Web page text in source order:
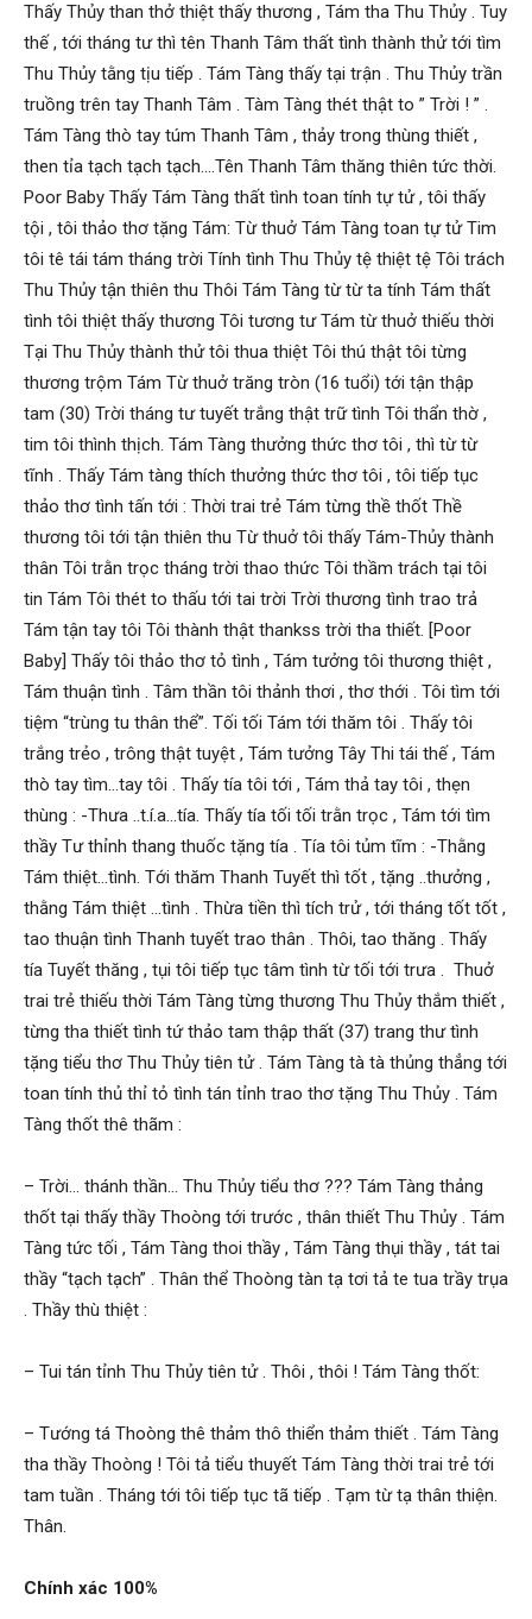
Thấy Thủy than thở thiệt thấy thương , Tám tha Thu Thủy . Tuy
thế , tới tháng tư thì tên Thanh Tâm thất tình thành thử tới tìm
Thu Thủy tằng tịu tiếp . Tám Tàng thấy tại trận . Thu Thủy trần
truồng trên tay Thanh Tâm . Tàm Tàng thét thật to ” Trời ! ” .
Tám Tàng thò tay túm Thanh Tâm , thảy trong thùng thiết ,
then tỉa tạch tạch tạch….Tên Thanh Tâm thăng thiên tức thời.
Poor Baby Thấy Tám Tàng thất tình toan tính tự tử , tôi thấy
tội , tôi thảo thơ tặng Tám: Từ thuở Tám Tàng toan tự tử Tim
tôi tê tái tám tháng trời Tính tình Thu Thủy tệ thiệt tệ Tôi trách
Thu Thủy tận thiên thu Thôi Tám Tàng từ từ ta tính Tám thất
tình tôi thiệt thấy thương Tôi tương tư Tám từ thuở thiếu thời
Tại Thu Thủy thành thử tôi thua thiệt Tôi thú thật tôi từng
thương trộm Tám Từ thuở trăng tròn (16 tuổi) tới tận thập
tam (30) Trời tháng tư tuyết trắng thật trữ tình Tôi thẩn thờ ,
tim tôi thình thịch. Tám Tàng thưởng thức thơ tôi , thì từ từ
tĩnh . Thấy Tám tàng thích thưởng thức thơ tôi , tôi tiếp tục
thảo thơ tình tấn tới : Thời trai trẻ Tám từng thề thốt Thề
thương tôi tới tận thiên thu Từ thuở tôi thấy Tám-Thủy thành
thân Tôi trằn trọc tháng trời thao thức Tôi thầm trách tại tôi
tin Tám Tôi thét to thấu tới tai trời Trời thương tình trao trả
Tám tận tay tôi Tôi thành thật thankss trời tha thiết. [Poor
Baby] Thấy tôi thảo thơ tỏ tình , Tám tưởng tôi thương thiệt ,
Tám thuận tình . Tâm thần tôi thảnh thơi , thơ thới . Tôi tìm tới
tiệm “trùng tu thân thể”. Tối tối Tám tới thăm tôi . Thấy tôi
trắng trẻo , trông thật tuyệt , Tám tưởng Tây Thi tái thế , Tám
thò tay tìm…tay tôi . Thấy tía tôi tới , Tám thả tay tôi , thẹn
thùng : -Thưa ..t.í.a…tía. Thấy tía tối tối trằn trọc , Tám tới tìm
thầy Tư thỉnh thang thuốc tặng tía . Tía tôi tủm tĩm : -Thằng
Tám thiệt…tình. Tới thăm Thanh Tuyết thì tốt , tặng ..thưởng ,
thằng Tám thiệt …tình . Thừa tiền thì tích trử , tới tháng tốt tốt ,
tao thuận tình Thanh tuyết trao thân . Thôi, tao thăng . Thấy
tía Tuyết thăng , tụi tôi tiếp tục tâm tình từ tối tới trưa . Thuở
trai trẻ thiếu thời Tám Tàng từng thương Thu Thủy thắm thiết ,
từng tha thiết tình tứ thảo tam thập thất (37) trang thư tình
tặng tiểu thơ Thu Thủy tiên tử . Tám Tàng tà tà thủng thẳng tới
toan tính thủ thỉ tỏ tình tán tỉnh trao thơ tặng Thu Thủy . Tám
Tàng thốt thê thãm :
– Trời… thánh thần… Thu Thủy tiểu thơ ??? Tám Tàng thảng
thốt tại thấy thầy Thoòng tới trước , thân thiết Thu Thủy . Tám
Tàng tức tối , Tám Tàng thoi thầy , Tám Tàng thụi thầy , tát tai
thầy “tạch tạch” . Thân thể Thoòng tàn tạ tơi tả te tua trầy trụa
. Thầy thù thiệt :
– Tui tán tỉnh Thu Thủy tiên tử . Thôi , thôi ! Tám Tàng thốt:
– Tướng tá Thoòng thê thảm thô thiển thảm thiết . Tám Tàng
tha thầy Thoòng ! Tôi tả tiểu thuyết Tám Tàng thời trai trẻ tới
tam tuần . Tháng tới tôi tiếp tục tã tiếp . Tạm từ tạ thân thiện.
Thân.
Chính xác 100%